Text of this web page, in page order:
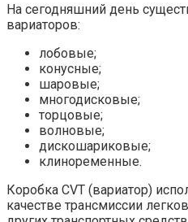
На сегодняшний день
вариаторов:
лобовые;
конусные;
шаровые;
многодисковые;
торцовые;
волновые;
дискошариковые;
клиноременные.
Коробка CVT (вариатор)
качестве трансмиссии